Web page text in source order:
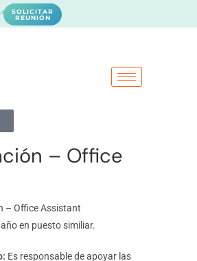
SOLICITAR
REUNIÓN
– Office
– Office Assistant
en puesto similiar.
Es responsable de apoyar las